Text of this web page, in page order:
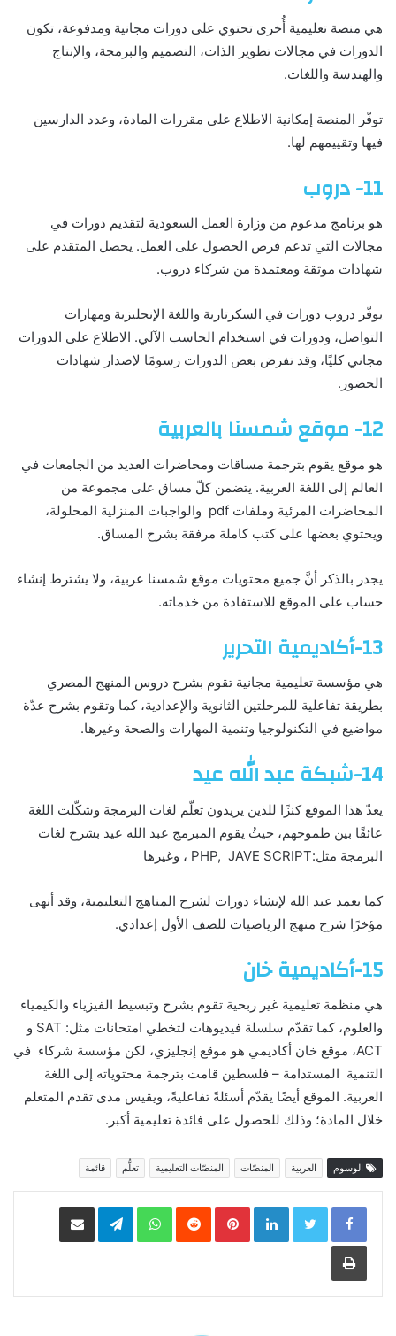
هي منصة تعليمية أُخرى تحتوي على دورات مجانية ومدفوعة، تكون
الدورات في مجالات تطوير الذات، التصميم والبرمجة، والإنتاج
والهندسة واللغات.
توفّر المنصة إمكانية الاطلاع على مقررات المادة، وعدد الدارسين
فيها وتقييمهم لها.
11- دروب
هو برنامج مدعوم من وزارة العمل السعودية لتقديم دورات في
مجالات التي تدعم فرص الحصول على العمل. يحصل المتقدم على
شهادات موثقة ومعتمدة من شركاء دروب.
يوفّر دروب دورات في السكرتارية واللغة الإنجليزية ومهارات
التواصل، ودورات في استخدام الحاسب الآلي. الاطلاع على الدورات
مجاني كليًا، وقد تفرض بعض الدورات رسومًا لإصدار شهادات
الحضور.
12- موقع شمسنا بالعربية
هو موقع يقوم بترجمة مساقات ومحاضرات العديد من الجامعات في
العالم إلى اللغة العربية. يتضمن كلّ مساق على مجموعة من
المحاضرات المرئية وملفات pdf والواجبات المنزلية المحلولة،
ويحتوي بعضها على كتب كاملة مرفقة بشرح المساق.
يجدر بالذكر أنَّ جميع محتويات موقع شمسنا عربية، ولا يشترط إنشاء
حساب على الموقع للاستفادة من خدماته.
13-أكاديمية التحرير
هي مؤسسة تعليمية مجانية تقوم بشرح دروس المنهج المصري
بطريقة تفاعلية للمرحلتين الثانوية والإعدادية، كما وتقوم بشرح عدّة
مواضيع في التكنولوجيا وتنمية المهارات والصحة وغيرها.
14-شبكة عبد الله عيد
يعدّ هذا الموقع كنزًا للذين يريدون تعلّم لغات البرمجة وشكّلت اللغة
عائقًا بين طموحهم، حيثُ يقوم المبرمج عبد الله عيد بشرح لغات
البرمجة مثل:PHP, JAVE SCRIPT ، وغيرها
كما يعمد عبد الله لإنشاء دورات لشرح المناهج التعليمية، وقد أنهى
مؤخرًا شرح منهج الرياضيات للصف الأول إعدادي.
15-أكاديمية خان
هي منظمة تعليمية غير ربحية تقوم بشرح وتبسيط الفيزياء والكيمياء
والعلوم، كما تقدّم سلسلة فيديوهات لتخطي امتحانات مثل: SAT و
ACT، موقع خان أكاديمي هو موقع إنجليزي، لكن مؤسسة شركاء في
التنمية المستدامة – فلسطين قامت بترجمة محتوياته إلى اللغة
العربية. الموقع أيضًا يقدّم أسئلةً تفاعليةً، ويقيس مدى تقدم المتعلم
خلال المادة؛ وذلك للحصول على فائدة تعليمية أكبر.
الوسوم العربية المنصّات المنصّات التعليمية تعلُّم قائمة
LinkedIn
Pinterest
WhatsApp
Telegramمشاركة عبر البريد
طباعة